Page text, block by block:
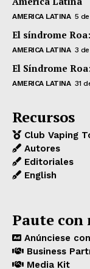
AMERICA LATINA 5
El síndrome
AMERICA LATINA 3
El Síndrome
AMERICA LATINA 31
Recursos
Club Vaping
Autores
Editoriales
English
Paute con
Anúnciese
Business
Media Kit